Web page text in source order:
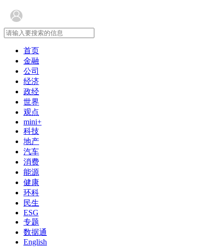
首页
金融
公司
经济
政经
世界
观点
mini+
科技
地产
汽车
消费
能源
健康
环科
民生
ESG
专题
数据通
English